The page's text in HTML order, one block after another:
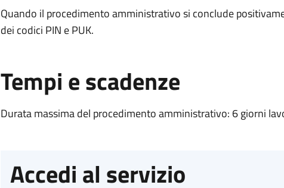
Quando il procedimento amministrativo si conclude
dei codici PIN e PUK.
Tempi e scadenze
Durata massima del procedimento amministrativo: 6 giorni
Accedi al servizio